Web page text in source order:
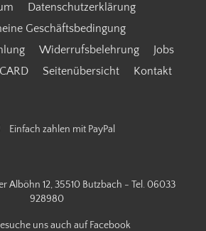
Datenschutzerklärung
Geschäftsbedingung
Widerrufsbelehrung
Jobs
Seitenübersicht Kontakt
Einfach zahlen mit PayPal
Alböhn 12, 35510 Butzbach - Tel. 06033
928980
uns auch auf Facebook